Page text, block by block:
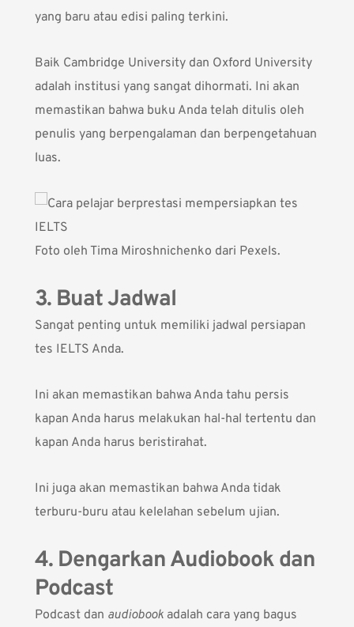
yang baru atau edisi paling terkini.
Baik Cambridge University dan Oxford University
adalah institusi yang sangat dihormati. Ini akan
memastikan bahwa buku Anda telah ditulis oleh
penulis yang berpengalaman dan berpengetahuan
luas.
Foto oleh Tima Miroshnichenko dari Pexels.
3. Buat Jadwal
Sangat penting untuk memiliki jadwal persiapan
tes IELTS Anda.
Ini akan memastikan bahwa Anda tahu persis
kapan Anda harus melakukan hal-hal tertentu dan
kapan Anda harus beristirahat.
Ini juga akan memastikan bahwa Anda tidak
terburu-buru atau kelelahan sebelum ujian.
4. Dengarkan Audiobook dan
Podcast
Podcast dan audiobookadalah cara yang bagus